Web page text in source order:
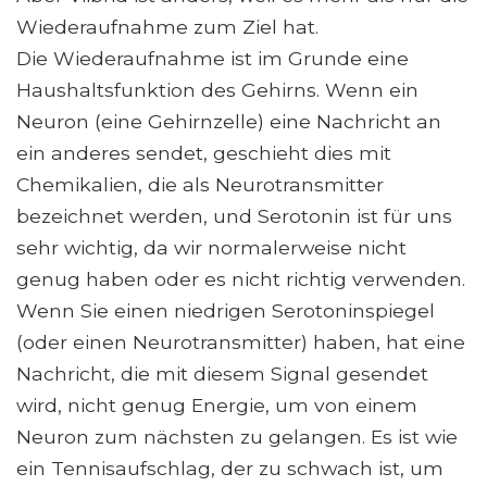
Wiederaufnahme zum Ziel hat.
Die Wiederaufnahme ist im Grunde eine
Haushaltsfunktion des Gehirns. Wenn ein
Neuron (eine Gehirnzelle) eine Nachricht an
ein anderes sendet, geschieht dies mit
Chemikalien, die als Neurotransmitter
bezeichnet werden, und Serotonin ist für uns
sehr wichtig, da wir normalerweise nicht
genug haben oder es nicht richtig verwenden.
Wenn Sie einen niedrigen Serotoninspiegel
(oder einen Neurotransmitter) haben, hat eine
Nachricht, die mit diesem Signal gesendet
wird, nicht genug Energie, um von einem
Neuron zum nächsten zu gelangen. Es ist wie
ein Tennisaufschlag, der zu schwach ist, um